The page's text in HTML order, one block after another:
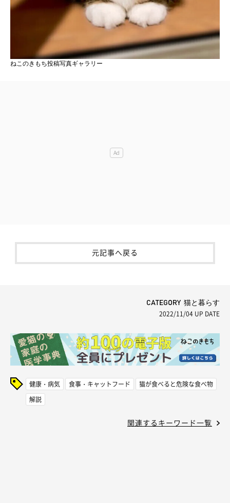
ねこのきもち投稿写真ギャラリー
元記事へ戻る
CATEGORY 猫と暮らす
2022/11/04 UP DATE
健康・病気 食事・キャットフード
猫が食べると危険な食べ物
解説
関連するキーワード一覧